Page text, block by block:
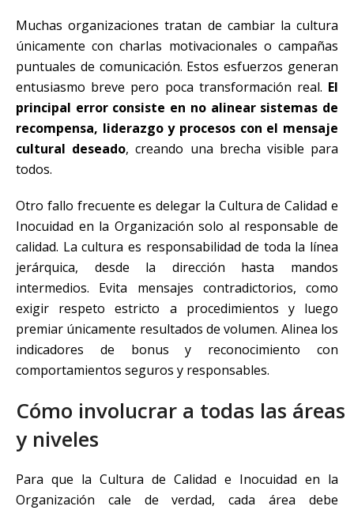
Muchas organizaciones tratan de cambiar la cultura
únicamente con charlas motivacionales o campañas
puntuales de comunicación. Estos esfuerzos generan
entusiasmo breve pero poca transformación real. El
principal error consiste en no alinear sistemas de
recompensa, liderazgo y procesos con el mensaje
cultural deseado, creando una brecha visible para
todos.
Otro fallo frecuente es delegar la Cultura de Calidad e
Inocuidad en la Organización solo al responsable de
calidad. La cultura es responsabilidad de toda la línea
jerárquica, desde la dirección hasta mandos
intermedios. Evita mensajes contradictorios, como
exigir respeto estricto a procedimientos y luego
premiar únicamente resultados de volumen. Alinea los
indicadores de bonus y reconocimiento con
comportamientos seguros y responsables.
Cómo involucrar a todas las áreas
y niveles
Para que la Cultura de Calidad e Inocuidad en la
Organización cale de verdad, cada área debe